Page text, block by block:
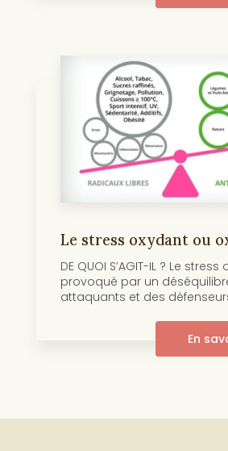
Le stress oxydant ou
DE QUOI S’AGIT-IL ? Le
provoqué par un
attaquants et des
En